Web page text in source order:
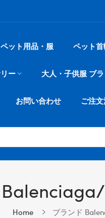
ペット用品・服 ペット
ー 大人・子供服 ブ
お問い合わせ ご注
Home ブランド